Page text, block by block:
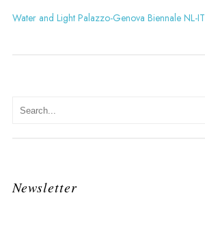
Water and Light Palazzo-Genova Biennale NL-IT
Newsletter